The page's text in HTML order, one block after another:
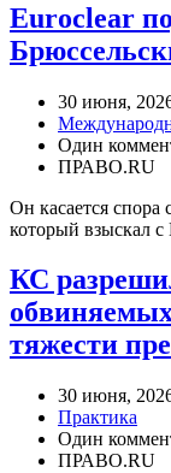
Euroclear
30 июня,
Один
ПРАВО.RU
Он касается
который взыскал с
КС
тяжести
30 июня,
Практика
Один
ПРАВО.RU